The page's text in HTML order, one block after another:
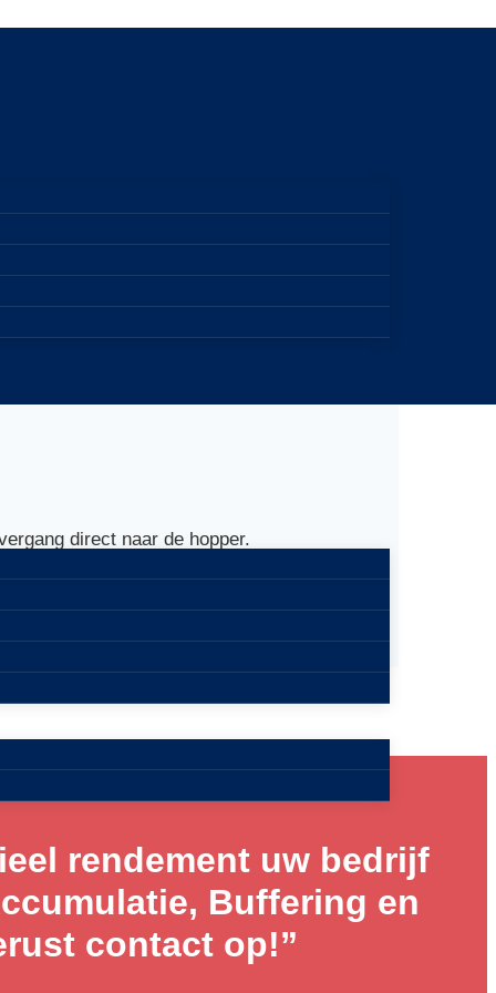
direct naar de hopper.
rendement uw bedrijf
Buffering en
contact op!”